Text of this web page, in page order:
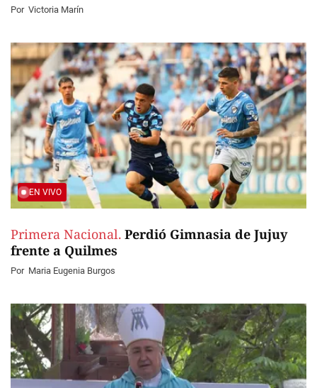
Por Victoria Marín
EN VIVO
Primera Nacional. Perdió Gimnasia de Jujuy
frente a Quilmes
Por Maria Eugenia Burgos